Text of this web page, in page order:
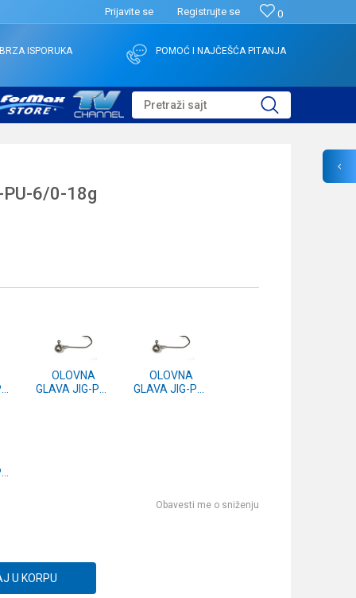
0
Prijavite se Registrujte se
BRZA ISPORUKA POMOĆ I NAJČEŠĆA PITANJA
Pretraži sajt
PU-6/0-18g
OLOVNA
GLAVA JIG-PU-
OLOVNA
GLAVA JIG-PU-
Obavesti me o sniženju
U KORPU